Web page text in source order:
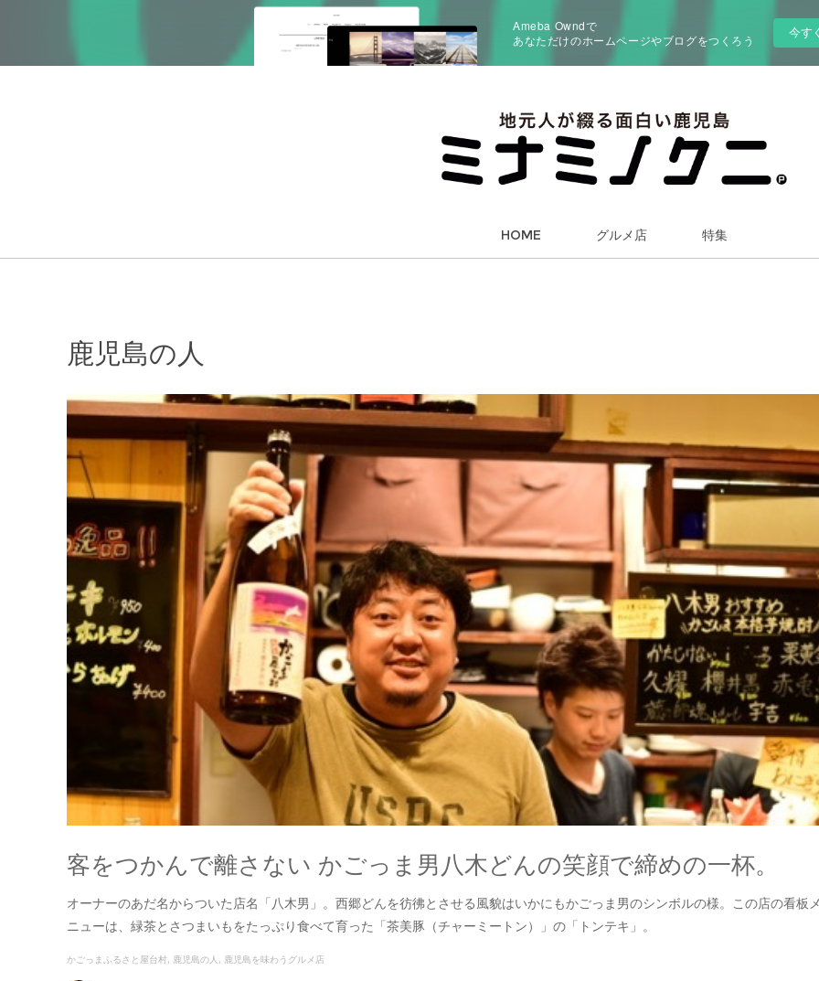
Ameba Owndで
あなただけのホームページやブログをつくろう
今す
HOME グルメ店 特集
鹿児島の人
客をつかんで離さない かごっま男八木どんの笑顔で締めの一杯。
オーナーのあだ名からついた店名「八木男」。西郷どんを彷彿とさせる風貌はいかにもかごっま男のシンボルの様。この店の看板メ
ニューは、緑茶とさつまいもをたっぷり食べて育った「茶美豚（チャーミートン）」の「トンテキ」。
かごっまふるさと屋台村 鹿児島の人 鹿児島を味わうグルメ店